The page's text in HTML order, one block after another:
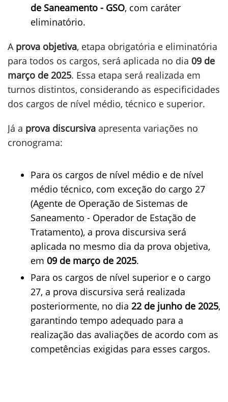
de Saneamento - GSO, com caráter
eliminatório.
A prova objetiva, etapa obrigatória e eliminatória
para todos os cargos, será aplicada no dia 09 de
março de 2025. Essa etapa será realizada em
turnos distintos, considerando as especificidades
dos cargos de nível médio, técnico e superior.
Já a prova discursiva apresenta variações no
cronograma:
Para os cargos de nível médio e de nível
médio técnico, com exceção do cargo 27
(Agente de Operação de Sistemas de
Saneamento - Operador de Estação de
Tratamento), a prova discursiva será
aplicada no mesmo dia da prova objetiva,
em 09 de março de 2025.
Para os cargos de nível superior e o cargo
27, a prova discursiva será realizada
posteriormente, no dia 22 de junho de 2025,
garantindo tempo adequado para a
realização das avaliações de acordo com as
competências exigidas para esses cargos.